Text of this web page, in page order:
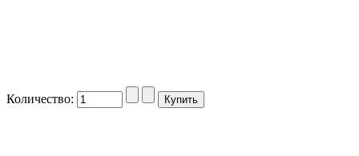
Количество: